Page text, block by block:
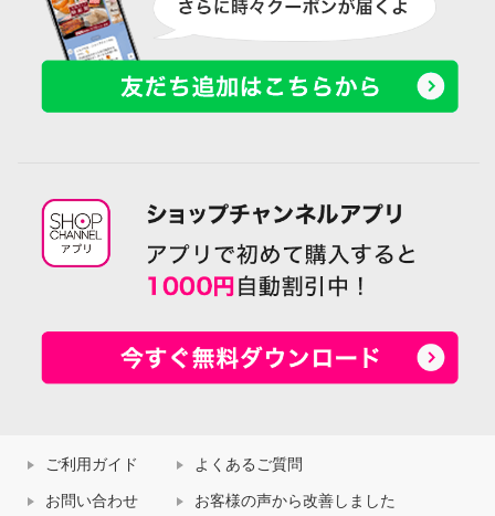
ご利用ガイド よくあるご質問
お問い合わせ お客様の声から改善しました